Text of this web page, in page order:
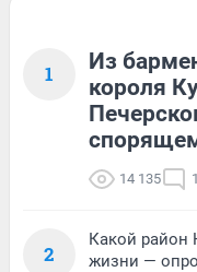
1
Из
короля
14 135
2
Какой район
жизни —